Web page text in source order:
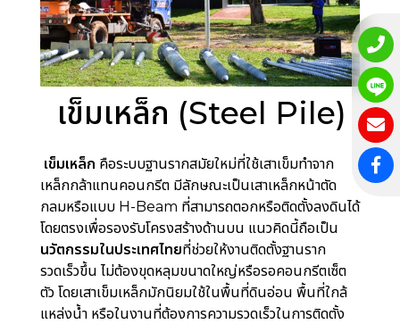
เข็มเหล็ก (Steel Pile)
เข็มเหล็ก คือระบบฐานรากสมัยใหม่ที่ใช้เสาเข็มทำจาก
เหล็กกล้าแทนคอนกรีต มีลักษณะเป็นเสาเหล็กหน้าตัด
กลมหรือแบบ H-Beam ที่สามารถตอกหรือติดตั้งลงดินได้
โดยตรงเพื่อรองรับโครงสร้างด้านบน แนวคิดนี้ถือเป็น
นวัตกรรมในประเทศไทยที่ช่วยให้งานติดตั้งฐานราก
รวดเร็วขึ้น ไม่ต้องขุดหลุมขนาดใหญ่หรือรอคอนกรีตเซ็ต
ตัว โดยเสาเข็มเหล็กมักนิยมใช้ในพื้นที่ดินอ่อน พื้นที่ใกล้
แหล่งน้ำ หรือในงานที่ต้องการความรวดเร็วในการติดตั้ง